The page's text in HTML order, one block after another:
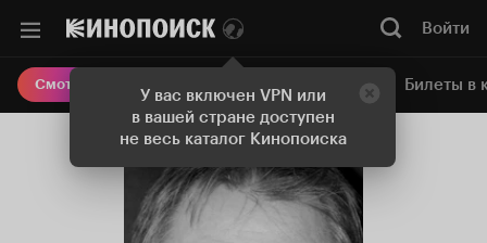
У вас включен VPN или
в вашей стране доступен
не весь каталог Кинопоиска
Войти
Смотреть кино Онлайн-кинотеатр Билеты в